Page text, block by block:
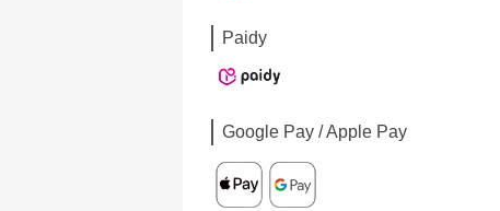
Paidy
Google Pay / Apple Pay